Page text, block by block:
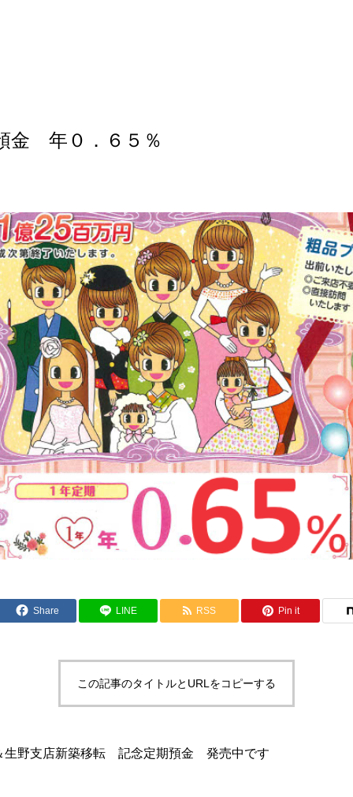
金 年０．６５％
Share LINE RSS Pin it
この記事のタイトルとURLをコピーする
生野支店新築移転 記念定期預金 発売中です